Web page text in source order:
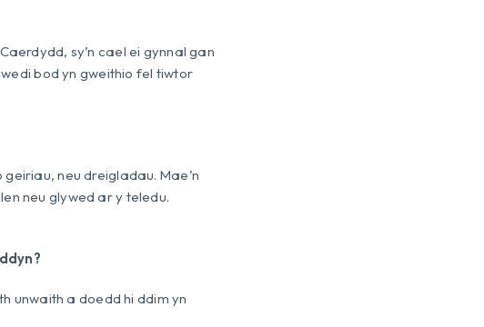
sy’n cael ei gynnal gan
bod yn gweithio fel tiwtor
neu dreigladau. Mae’n
neu glywed ar y teledu.
unwaith a doedd hi ddim yn